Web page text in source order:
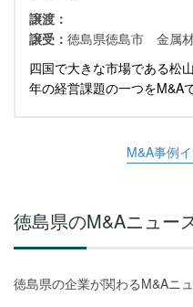
譲渡：
譲受： 徳島県徳島市 金属
四国で大きな市場である松
年の経営課題の一つをM&A
M&A事例
徳島県のM&Aニュー
徳島県の企業が関わるM&Aニ